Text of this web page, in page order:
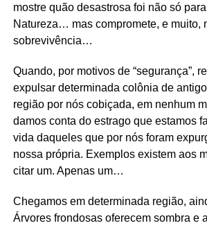
mostre quão desastrosa foi não só
Natureza… mas compromete, e muito,
sobrevivência…
Quando, por motivos de “segurança”,
expulsar determinada colônia de
região por nós cobiçada, em nenhum
damos conta do estrago que estamos
vida daqueles que por nós foram
nossa própria. Exemplos existem aos
citar um. Apenas um…
Chegamos em determinada região,
Árvores frondosas oferecem sombra e